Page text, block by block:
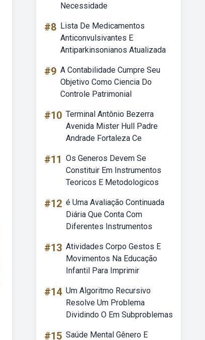
Necessidade
#8 Lista De Medicamentos
Anticonvulsivantes E
Antiparkinsonianos Atualizada
#9 A Contabilidade Cumpre Seu
Objetivo Como Ciencia Do
Controle Patrimonial
#10 Terminal Antônio Bezerra
Avenida Mister Hull Padre
Andrade Fortaleza Ce
#11 Os Generos Devem Se
Constituir Em Instrumentos
Teoricos E Metodologicos
#12 é Uma Avaliação Continuada
Diária Que Conta Com
Diferentes Instrumentos
#13 Atividades Corpo Gestos E
Movimentos Na Educação
Infantil Para Imprimir
#14 Um Algoritmo Recursivo
Resolve Um Problema
Dividindo O Em Subproblemas
#15 Saúde Mental Gênero E